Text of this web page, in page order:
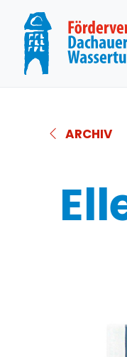
ARCHIV